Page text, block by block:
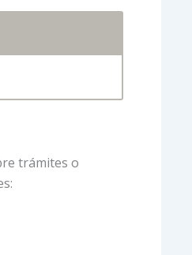
trámites o